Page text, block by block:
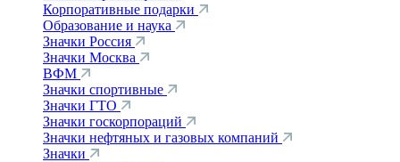
Корпоративные подарки
Образование и наука
Значки Россия
Значки Москва
ВФМ
Значки спортивные
Значки ГТО
Значки госкорпораций
Значки нефтяных и газовых компаний
Значки